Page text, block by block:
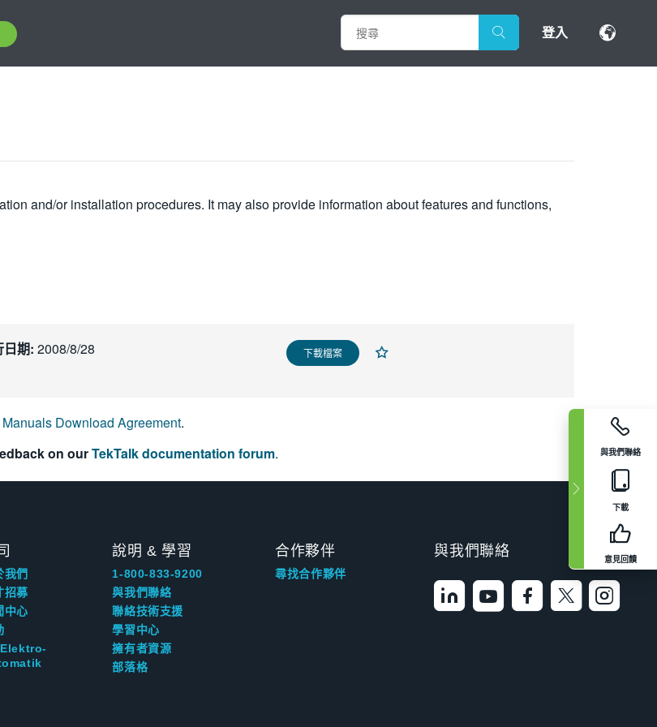
登入
與我們聯絡
下載
意見回饋
and/or installation procedures. It may also provide information about features and functions,
日期: 2008/8/28 下載檔案
Manuals Download Agreement.
on ourTekTalk documentation forum.
我們
招募
中心
說明 & 學習
1-800-833-9200
與我們聯絡
聯絡技術支援
學習中心
擁有者資源
部落格
合作夥伴
尋找合作夥伴
與我們聯絡